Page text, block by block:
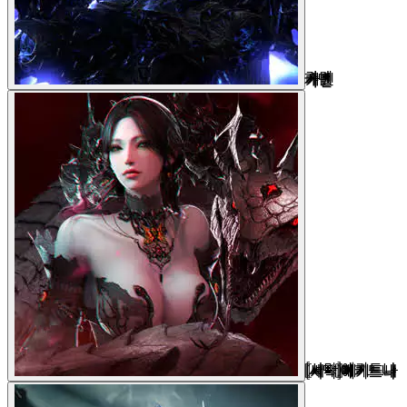
카멘
[서막]에키드나